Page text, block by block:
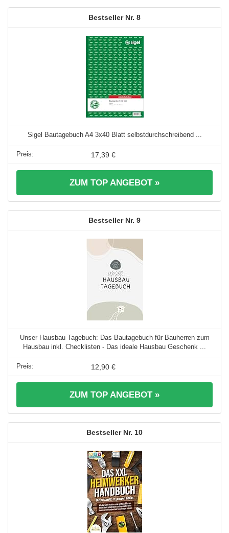
8
Sigel Bautagebuch A4 3x40 Blatt selbstdurchschreibend ...
17,39 €
ZUM TOP ANGEBOT »
9
Unser Hausbau Tagebuch: Das Bautagebuch für Bauherren zum
Hausbau inkl. Checklisten - Das ideale Hausbau Geschenk ...
12,90 €
ZUM TOP ANGEBOT »
10